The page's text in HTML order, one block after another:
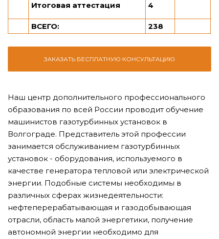
Итоговая аттестация 4
ВСЕГО: 238
ЗАКАЗАТЬ БЕСПЛАТНУЮ КОНСУЛЬТАЦИЮ
Наш центр дополнительного профессионального
образования по всей России проводит обучение
машинистов газотурбинных установок в
Волгограде. Представитель этой профессии
занимается обслуживанием газотурбинных
установок - оборудования, используемого в
качестве генератора тепловой или электрической
энергии. Подобные системы необходимы в
различных сферах жизнедеятельности:
нефтеперерабатывающая и газодобывающая
отрасли, область малой энергетики, получение
автономной энергии необходимо для